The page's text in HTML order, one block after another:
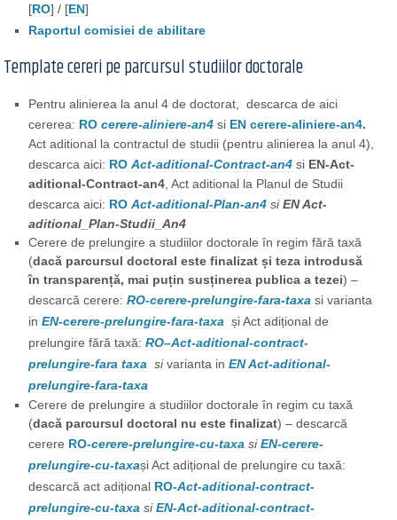
[RO] / [EN]
Raportul comisiei de abilitare
Template cereri pe parcursul studiilor doctorale
Pentru alinierea la anul 4 de doctorat, descarca de aici
cererea: ROcerere-aliniere-an4 si EN cerere-aliniere-an4.
Act aditional la contractul de studii (pentru alinierea la anul 4),
descarca aici: ROAct-aditional-Contract-an4 si EN-Act-
aditional-Contract-an4 , Act aditional la Planul de Studii
descarca aici: ROAct-aditional-Plan-an4 siEN Act-
aditional_Plan-Studii_An4
Cerere de prelungire a studiilor doctorale în regim fără taxă
(dacă parcursul doctoral este finalizat și teza introdusă
în transparență, mai puțin susținerea publica a tezei) –
descarcă cerere:RO-cerere-prelungire-fara-taxa si varianta
inEN-cerere-prelungire-fara-taxa și Act adițional de
prelungire fără taxă:RO–Act-aditional-contract-
prelungire-fara taxa sivarianta inEN Act-aditional-
prelungire-fara-taxa
Cerere de prelungire a studiilor doctorale în regim cu taxă
(dacă parcursul doctoral nu este finalizat) – descarcă
cerere RO-cerere-prelungire-cu-taxa siEN-cerere-
prelungire-cu-taxași Act adițional de prelungire cu taxă:
descarcă act adițional RO-Act-aditional-contract-
prelungire-cu-taxasiEN-Act-aditional-contract-